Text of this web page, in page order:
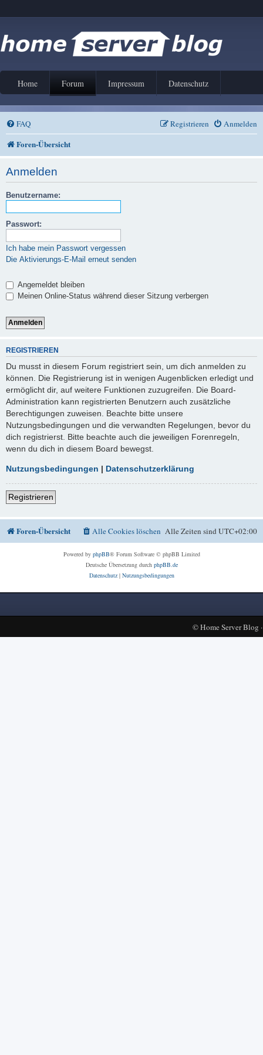
Home Forum Impressum Datenschutz
FAQ Anmelden
Registrieren
Foren-Übersicht
Anmelden
Benutzername:
Passwort:
Ich habe mein Passwort vergessen
Die Aktivierungs-E-Mail erneut senden
Angemeldet bleiben
Meinen Online-Status während dieser Sitzung verbergen
REGISTRIEREN
Du musst in diesem Forum registriert sein, um dich anmelden zu
können. Die Registrierung ist in wenigen Augenblicken erledigt und
ermöglicht dir, auf weitere Funktionen zuzugreifen. Die Board-
Administration kann registrierten Benutzern auch zusätzliche
Berechtigungen zuweisen. Beachte bitte unsere
Nutzungsbedingungen und die verwandten Regelungen, bevor du
dich registrierst. Bitte beachte auch die jeweiligen Forenregeln,
wenn du dich in diesem Board bewegst.
Nutzungsbedingungen | Datenschutzerklärung
Registrieren
Foren-Übersicht Alle Zeiten sindUTC+02:00
Alle Cookies löschen
Powered by phpBB® Forum Software © phpBB Limited
Deutsche Übersetzung durch phpBB.de
Datenschutz| Nutzungsbedingungen
©Home Server Blog